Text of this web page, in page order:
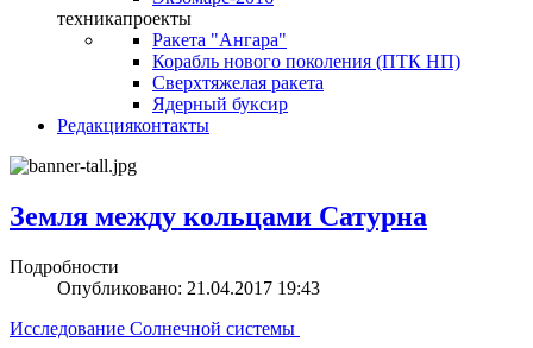
техникапроекты
Ракета "Ангара"
Корабль нового поколения (ПТК НП)
Сверхтяжелая ракета
Ядерный буксир
Редакцияконтакты
Земля между кольцами Сатурна
Подробности
Опубликовано: 21.04.2017 19:43
Исследование Солнечной системы